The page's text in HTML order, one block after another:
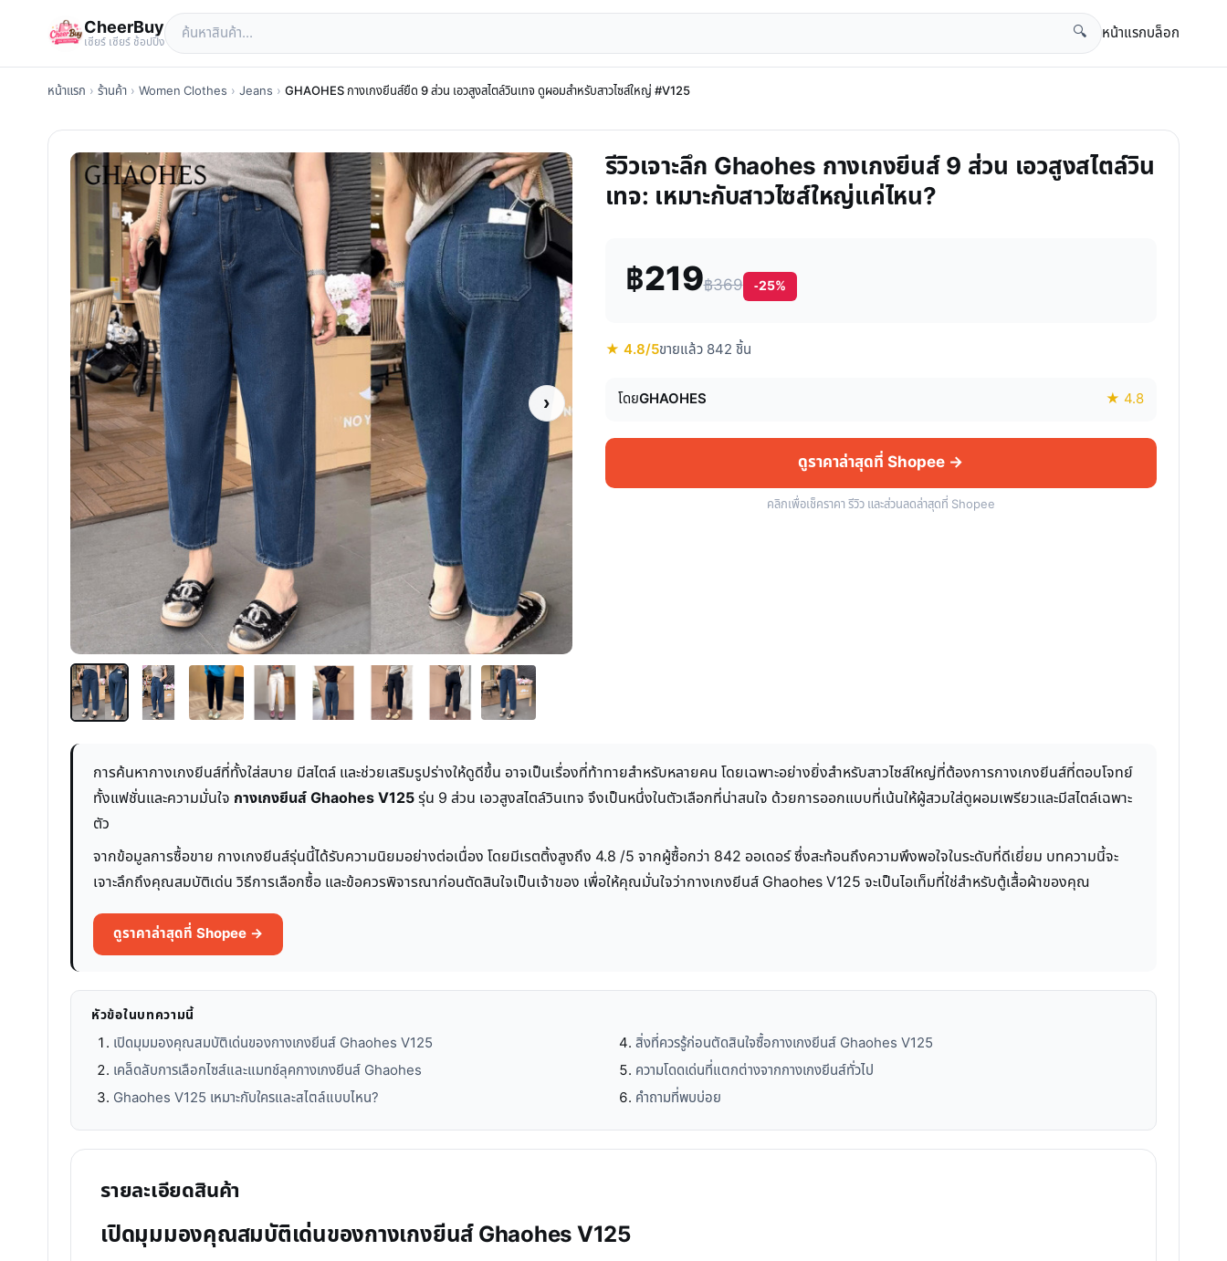
CheerBuy
เซียร์ เซียร์ ช้อปปิ้ง
🔍 หน้าแรกบล็อก
หน้าแรก › ร้านค้า › Women Clothes › Jeans › GHAOHES กางเกงยีนส์ยืด 9 ส่วน เอวสูงสไตล์วินเทจ ดูผอมสำหรับสาวไซส์ใหญ่ #V125
›
รีวิวเจาะลึก Ghaohes กางเกงยีนส์ 9 ส่วน เอวสูงสไตล์วิน
เทจ: เหมาะกับสาวไซส์ใหญ่แค่ไหน?
฿219฿369 -25%
★ 4.8/5ขายแล้ว 842 ชิ้น
โดยGHAOHES ★ 4.8
ดูราคาล่าสุดที่ Shopee →
คลิกเพื่อเช็คราคา รีวิว และส่วนลดล่าสุดที่ Shopee
การค้นหากางเกงยีนส์ที่ทั้งใส่สบาย มีสไตล์ และช่วยเสริมรูปร่างให้ดูดีขึ้น อาจเป็นเรื่องที่ท้าทายสำหรับหลายคน โดยเฉพาะอย่างยิ่งสำหรับสาวไซส์ใหญ่ที่ต้องการกางเกงยีนส์ที่ตอบโจทย์
ทั้งแฟชั่นและความมั่นใจ กางเกงยีนส์ Ghaohes V125รุ่น 9 ส่วน เอวสูงสไตล์วินเทจ จึงเป็นหนึ่งในตัวเลือกที่น่าสนใจ ด้วยการออกแบบที่เน้นให้ผู้สวมใส่ดูผอมเพรียวและมีสไตล์เฉพาะ
ตัว
จากข้อมูลการซื้อขาย กางเกงยีนส์รุ่นนี้ได้รับความนิยมอย่างต่อเนื่อง โดยมีเรตติ้งสูงถึง 4.8 /5 จากผู้ซื้อกว่า 842 ออเดอร์ ซึ่งสะท้อนถึงความพึงพอใจในระดับที่ดีเยี่ยม บทความนี้จะ
เจาะลึกถึงคุณสมบัติเด่น วิธีการเลือกซื้อ และข้อควรพิจารณาก่อนตัดสินใจเป็นเจ้าของ เพื่อให้คุณมั่นใจว่ากางเกงยีนส์ Ghaohes V125 จะเป็นไอเท็มที่ใช่สำหรับตู้เสื้อผ้าของคุณ
ดูราคาล่าสุดที่ Shopee →
หัวข้อในบทความนี้
เปิดมุมมองคุณสมบัติเด่นของกางเกงยีนส์ Ghaohes V125
เคล็ดลับการเลือกไซส์และแมทช์ลุคกางเกงยีนส์ Ghaohes
Ghaohes V125 เหมาะกับใครและสไตล์แบบไหน?
สิ่งที่ควรรู้ก่อนตัดสินใจซื้อกางเกงยีนส์ Ghaohes V125
ความโดดเด่นที่แตกต่างจากกางเกงยีนส์ทั่วไป
คำถามที่พบบ่อย
รายละเอียดสินค้า
เปิดมุมมองคุณสมบัติเด่นของกางเกงยีนส์ Ghaohes V125